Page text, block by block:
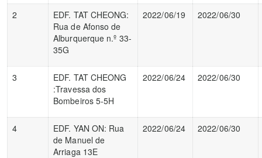
2
EDF. TAT CHEONG:
Rua de Afonso de
Alburquerque n.º 33-
35G
2022/06/19 2022/06/30
3
EDF. TAT CHEONG
:Travessa dos
Bombeiros 5-5H
2022/06/24 2022/06/30
4
EDF. YAN ON: Rua
de Manuel de
Arriaga 13E
2022/06/24 2022/06/30